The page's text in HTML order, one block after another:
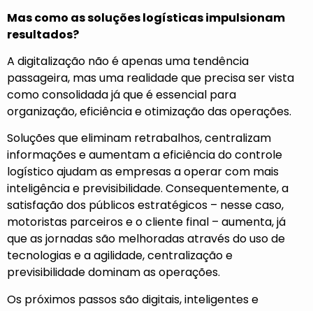
Mas como as soluções logísticas impulsionam
resultados?
A digitalização não é apenas uma tendência
passageira, mas uma realidade que precisa ser vista
como consolidada já que é essencial para
organização, eficiência e otimização das operações.
Soluções que eliminam retrabalhos, centralizam
informações e aumentam a eficiência do controle
logístico ajudam as empresas a operar com mais
inteligência e previsibilidade. Consequentemente, a
satisfação dos públicos estratégicos – nesse caso,
motoristas parceiros e o cliente final – aumenta, já
que as jornadas são melhoradas através do uso de
tecnologias e a agilidade, centralização e
previsibilidade dominam as operações.
Os próximos passos são digitais, inteligentes e